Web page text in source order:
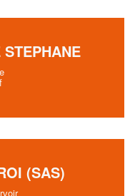
STEPHANE
(SAS)